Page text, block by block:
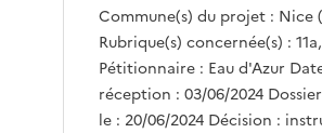
Commune(s) du projet : Nice
Rubrique(s) concernée(s) :
Pétitionnaire : Eau d'Azur
réception : 03/06/2024
le : 20/06/2024 Décision :